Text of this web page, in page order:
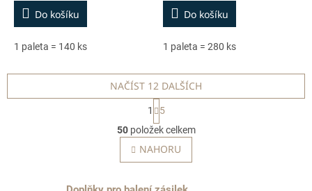
Do košíku
1 paleta = 140 ks
Do košíku
1 paleta = 280 ks
O
v
l
á
NAČÍST 12 DALŠÍCH
S
t
r
á
n
k
v
1
5
50položek celkem
NAHORU